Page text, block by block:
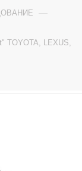
—
TOYOTA, LEXUS,